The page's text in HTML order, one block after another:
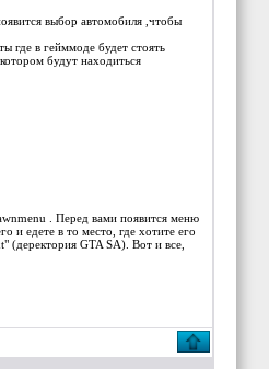
выбор автомобиля ,чтобы
где в гейммоде будет стоять
будут находиться
. Перед вами появится меню
и едете в то место, где хотите его
(деректория GTA SA). Вот и все,